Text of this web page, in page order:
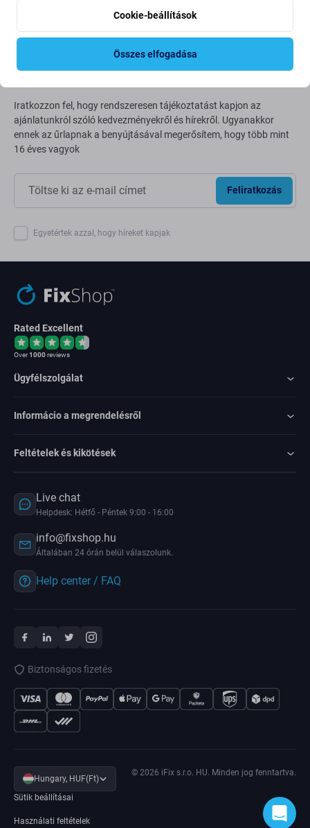
Newsletter Fix
Iratkozzon fel, hogy rendszeresen tájékoztatást kapjon az
ajánlatunkról szóló kedvezményekről és hírekről. Ugyanakkor
ennek az űrlapnak a benyújtásával megerősítem, hogy több mint
16 éves vagyok
Feliratkozás
Egyetértek azzal, hogy híreket kapjak
Rated Excellent
Over1000reviews
Ügyfélszolgálat
Informácio a megrendelésről
Feltételek és kikötések
Live chat
Helpdesk: Hétfő - Péntek 9:00 - 16:00
info@fixshop.hu
Általában 24 órán belül válaszolunk.
Help center / FAQ
Biztonságos fizetés
Hungary, HUF(Ft)
Sütik beállításai
Használati feltételek
© 2026 iFix s.r.o. HU. Minden jog fenntartva.
Cookie-beállítások
Összes elfogadása